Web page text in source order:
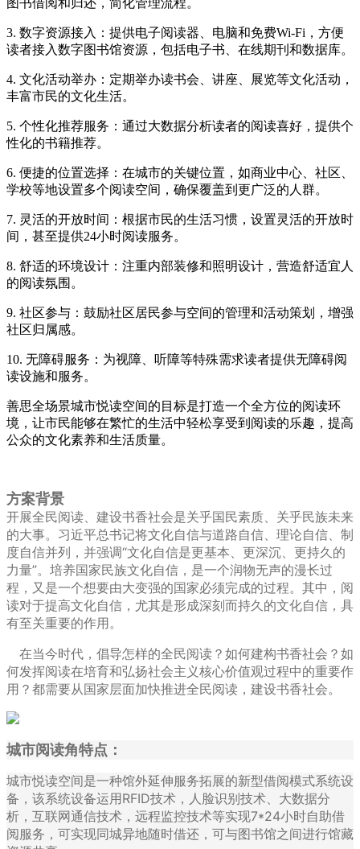
3. 数字资源接入：提供电子阅读器、电脑和免费Wi-Fi，方便
读者接入数字图书馆资源，包括电子书、在线期刊和数据库。
4. 文化活动举办：定期举办读书会、讲座、展览等文化活动，
丰富市民的文化生活。
5. 个性化推荐服务：通过大数据分析读者的阅读喜好，提供个
性化的书籍推荐。
6. 便捷的位置选择：在城市的关键位置，如商业中心、社区、
学校等地设置多个阅读空间，确保覆盖到更广泛的人群。
7. 灵活的开放时间：根据市民的生活习惯，设置灵活的开放时
间，甚至提供24小时阅读服务。
8. 舒适的环境设计：注重内部装修和照明设计，营造舒适宜人
的阅读氛围。
9. 社区参与：鼓励社区居民参与空间的管理和活动策划，增强
社区归属感。
10. 无障碍服务：为视障、听障等特殊需求读者提供无障碍阅
读设施和服务。
善思全场景城市悦读空间的目标是打造一个全方位的阅读环
境，让市民能够在繁忙的生活中轻松享受到阅读的乐趣，提高
公众的文化素养和生活质量。
方案背景
开展全民阅读、建设书香社会是关乎国民素质、关乎民族未来
的大事。习近平总书记将文化自信与道路自信、理论自信、制
度自信并列，并强调“文化自信是更基本、更深沉、更持久的
力量”。培养国家民族文化自信，是一个润物无声的漫长过
程，又是一个想要由大变强的国家必须完成的过程。其中，阅
读对于提高文化自信，尤其是形成深刻而持久的文化自信，具
有至关重要的作用。
在当今时代，倡导怎样的全民阅读？如何建构书香社会？如
何发挥阅读在培育和弘扬社会主义核心价值观过程中的重要作
用？都需要从国家层面加快推进全民阅读，建设书香社会。
城市阅读角特点：
城市悦读空间是一种馆外延伸服务拓展的新型借阅模式系统设
备，该系统设备运用RFID技术，人脸识别技术、大数据分
析，互联网通信技术，远程监控技术等实现7*24小时自助借
阅服务，可实现同城异地随时借还，可与图书馆之间进行馆藏